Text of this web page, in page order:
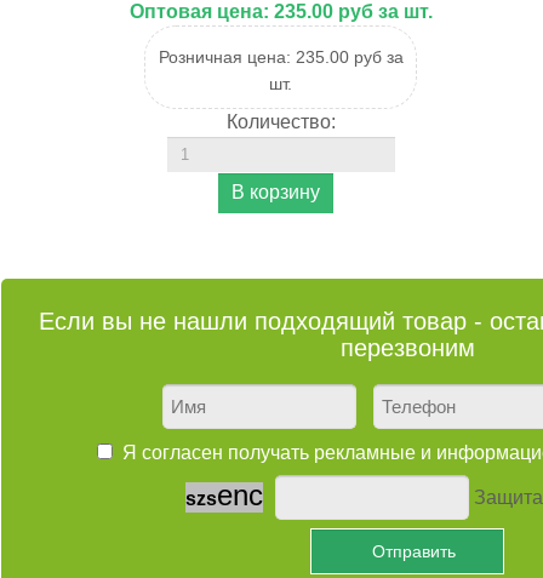
Оптовая цена: 235.00 руб за шт.
Розничная цена: 235.00 руб за
шт.
Количество:
Если вы не нашли подходящий товар -
перезвоним
Я согласен получать рекламные и
szsenc